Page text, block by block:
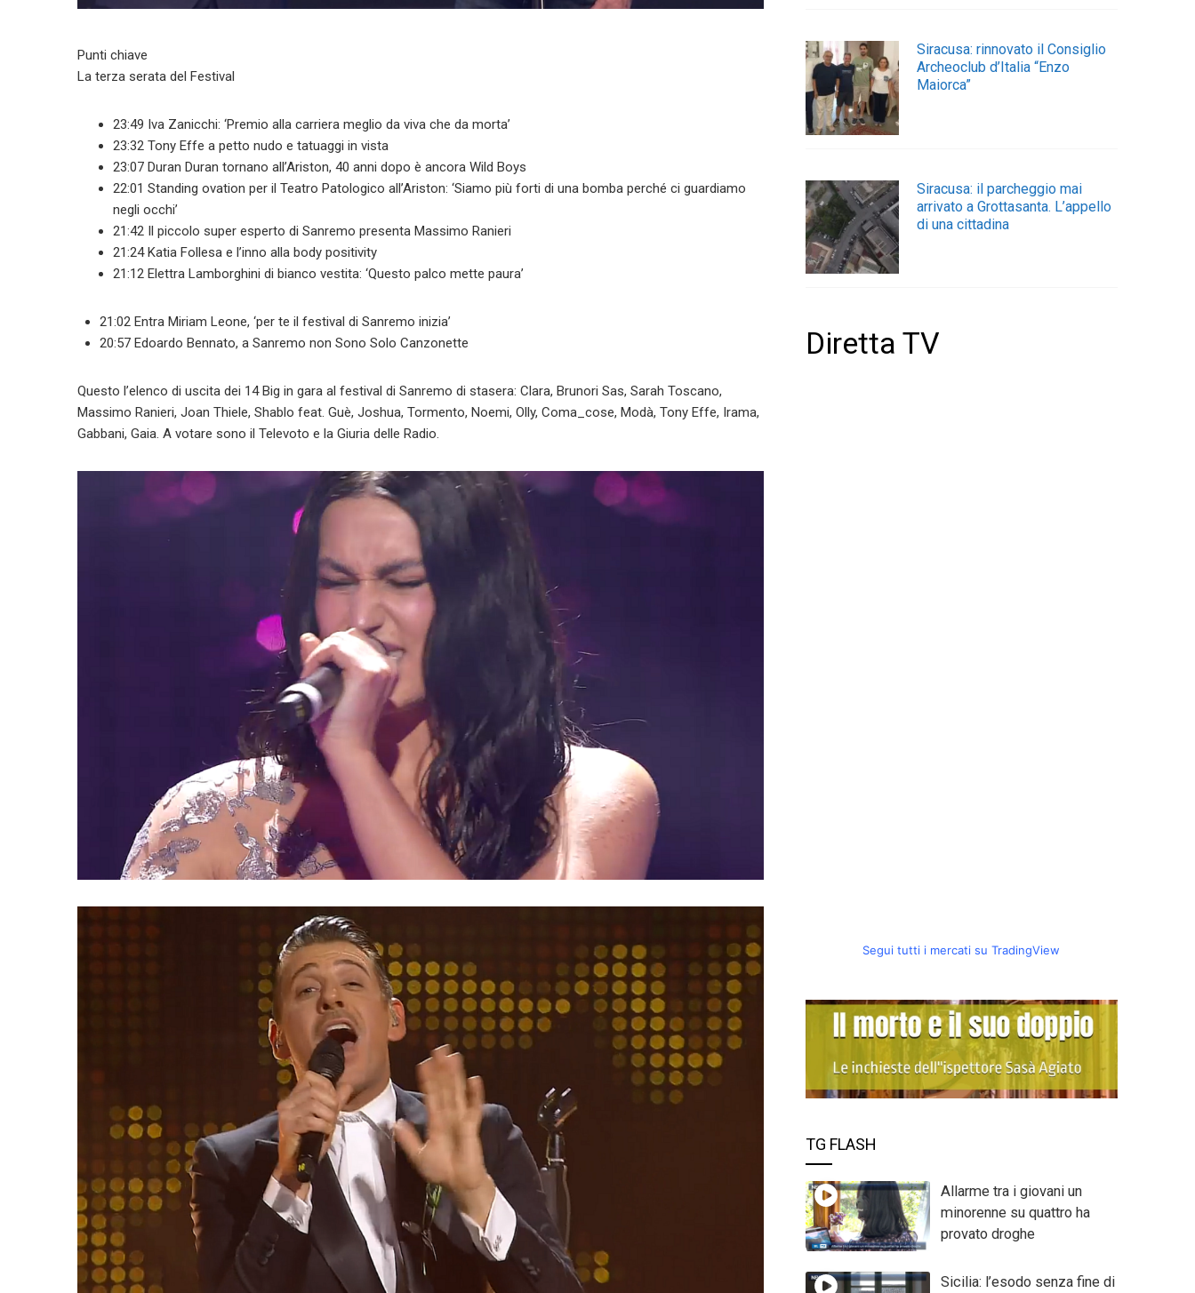
Punti chiave
La terza serata del Festival
23:49 Iva Zanicchi: ‘Premio alla carriera meglio da viva che da morta’
23:32 Tony Effe a petto nudo e tatuaggi in vista
23:07 Duran Duran tornano all’Ariston, 40 anni dopo è ancora Wild Boys
22:01 Standing ovation per il Teatro Patologico all’Ariston: ‘Siamo più forti di una bomba perché ci guardiamo
negli occhi’
21:42 Il piccolo super esperto di Sanremo presenta Massimo Ranieri
21:24Katia Follesa e l’inno alla body positivity
21:12 Elettra Lamborghini di bianco vestita: ‘Questo palco mette paura’
21:02 Entra Miriam Leone, ‘per te il festival di Sanremo inizia’
20:57 Edoardo Bennato, a Sanremo non Sono Solo Canzonette
Questo l’elenco di uscita dei 14 Big in gara al festival di Sanremo di stasera: Clara, Brunori Sas, Sarah Toscano,
Massimo Ranieri, Joan Thiele, Shablo feat. Guè, Joshua, Tormento, Noemi, Olly, Coma_cose, Modà, Tony Effe, Irama,
Gabbani, Gaia. A votare sono il Televoto e la Giuria delle Radio.
Siracusa: rinnovato il Consiglio
Archeoclub d’Italia “Enzo
Maiorca”
Siracusa: il parcheggio mai
arrivato a Grottasanta. L’appello
di una cittadina
Diretta TV
Segui tutti i mercati su TradingView
TG FLASH
Allarme tra i giovani un
minorenne su quattro ha
provato droghe
Sicilia: l’esodo senza fine di